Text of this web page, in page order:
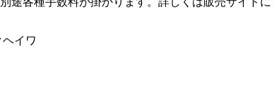
イワ